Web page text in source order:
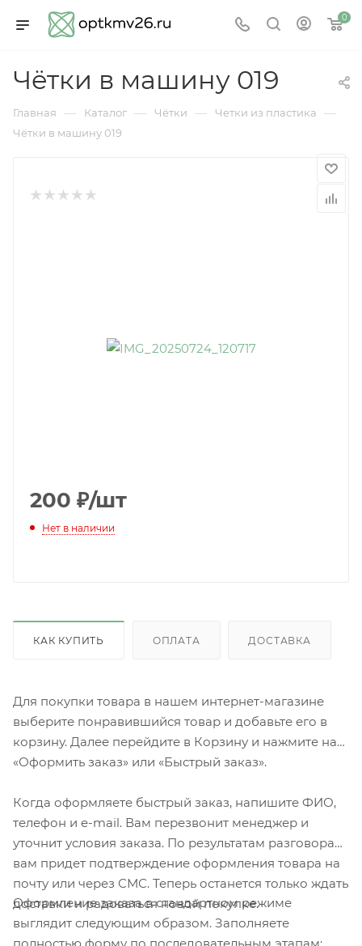
0
Чётки в машину 019
Главная — Каталог — Чётки — Четки из пластика —
Чётки в машину 019
200 ₽/шт
Нет в наличии
КАК КУПИТЬ ОПЛАТА ДОСТАВКА
Для покупки товара в нашем интернет-магазине
выберите понравившийся товар и добавьте его в
корзину. Далее перейдите в Корзину и нажмите на
«Оформить заказ» или «Быстрый заказ».
Когда оформляете быстрый заказ, напишите ФИО,
телефон и e-mail. Вам перезвонит менеджер и
уточнит условия заказа. По результатам разговора
вам придет подтверждение оформления товара на
почту или через СМС. Теперь останется только ждать
доставки и радоваться новой покупке.
Оформление заказа в стандартном режиме
выглядит следующим образом. Заполняете